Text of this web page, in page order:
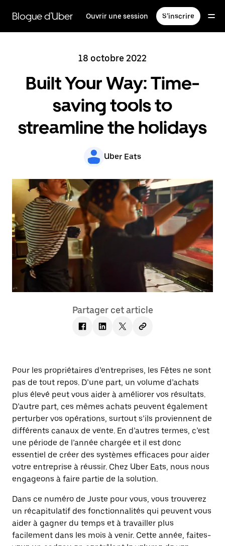
contenu
principal
Blogue d’Uber Ouvrir une session S’inscrire
18 octobre 2022
Built Your Way: Time-
saving tools to
streamline the holidays
Uber Eats
Partager cet article
Pour les propriétaires d’entreprises, les Fêtes ne sont
pas de tout repos. D’une part, un volume d’achats
plus élevé peut vous aider à améliorer vos résultats.
D’autre part, ces mêmes achats peuvent également
perturber vos opérations, surtout s’ils proviennent de
différents canaux de vente. En d’autres termes, c’est
une période de l’année chargée et il est donc
essentiel de créer des systèmes efficaces pour aider
votre entreprise à réussir. Chez Uber Eats, nous nous
engageons à faire partie de la solution.
Dans ce numéro de Juste pour vous, vous trouverez
un récapitulatif des fonctionnalités qui peuvent vous
aider à gagner du temps et à travailler plus
facilement dans les mois à venir. Cette année, faites-